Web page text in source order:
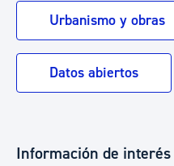
Urbanismo y obras
Datos abiertos
Información de interés